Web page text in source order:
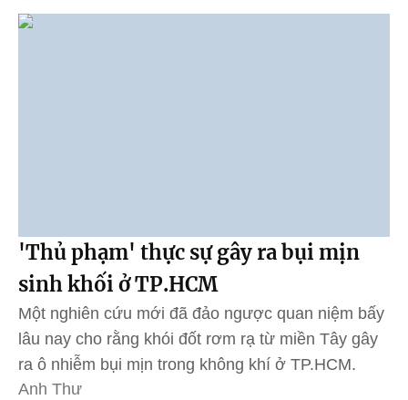
'Thủ phạm' thực sự gây ra bụi mịn
sinh khối ở TP.HCM
Một nghiên cứu mới đã đảo ngược quan niệm bấy
lâu nay cho rằng khói đốt rơm rạ từ miền Tây gây
ra ô nhiễm bụi mịn trong không khí ở TP.HCM.
Anh Thư